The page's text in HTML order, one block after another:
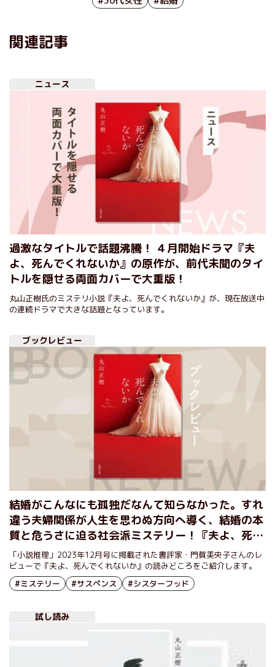
関連記事
ニュース
過激なタイトルで話題沸騰！ ４月開始ドラマ『夫
よ、死んでくれないか』の原作が、前代未聞のタイ
トルを隠せる両面カバーで大重版！
丸山正樹氏のミステリ小説『夫よ、死んでくれないか』が、現在放送中
の連続ドラマで大きな話題となっています。
ブックレビュー
結婚がこんなにも孤独だなんて知らなかった。すれ
違う夫婦関係が人生を思わぬ方向へ導く、結婚の本
質と危うさに迫る社会派ミステリー！『夫よ、死ん
でくれないか』丸山正樹
「小説推理」2023年12月号に掲載された書評家・門賀美央子さんのレ
ビューで『夫よ、死んでくれないか』の読みどころをご紹介します。
#ミステリー
#サスペンス #シスターフッド
試し読み